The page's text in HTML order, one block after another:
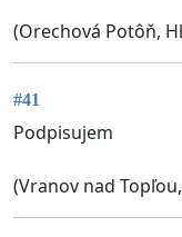
(Orechová Potôň,
#41
Podpisujem
(Vranov nad